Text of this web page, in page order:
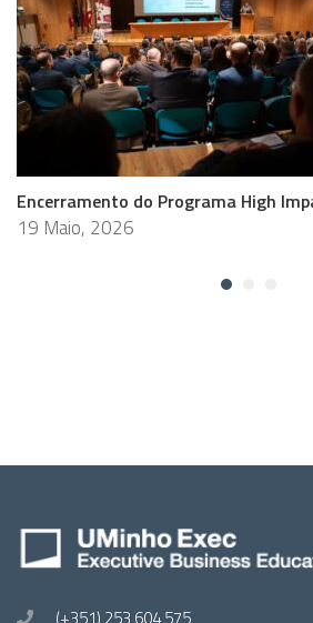
Encerramento do Programa High
19 Maio, 2026